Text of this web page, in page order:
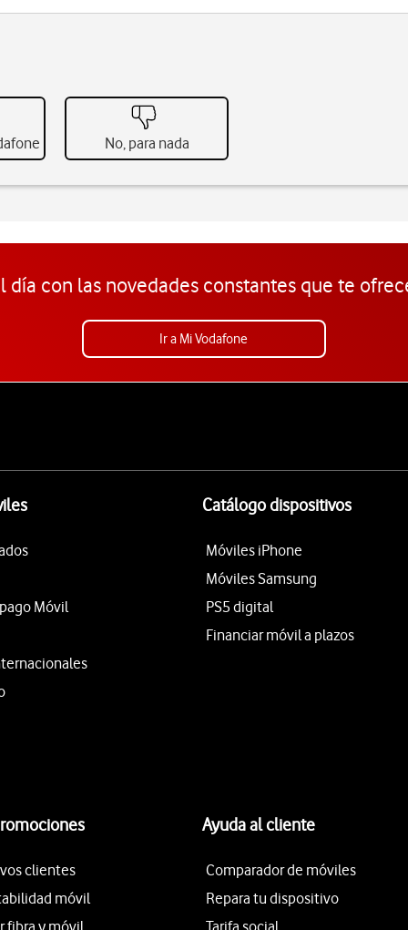
No, para nada
día con las novedades constantes que te
Ir a Mi Vodafone
Móvil
Catálogo dispositivos
Móviles iPhone
Móviles Samsung
PS5 digital
Financiar móvil a plazos
clientes
móvil
fibra y móvil
Ayuda al cliente
Comparador de móviles
Repara tu dispositivo
Tarifa social